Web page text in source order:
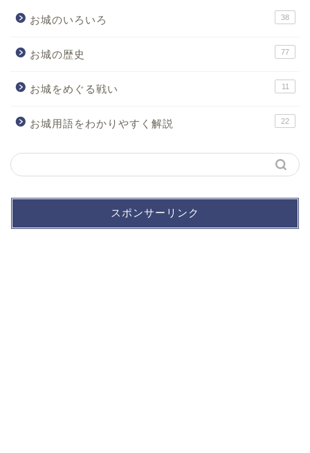
お城のいろいろ 38
お城の歴史 77
お城をめぐる戦い 11
お城用語をわかりやすく解説 22
スポンサーリンク